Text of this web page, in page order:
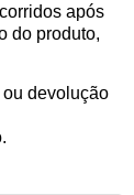
após
do produto,
devolução